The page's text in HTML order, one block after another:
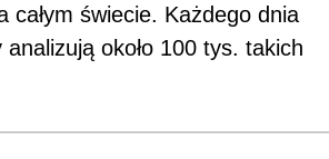
całym świecie. Każdego dnia
około 100 tys. takich